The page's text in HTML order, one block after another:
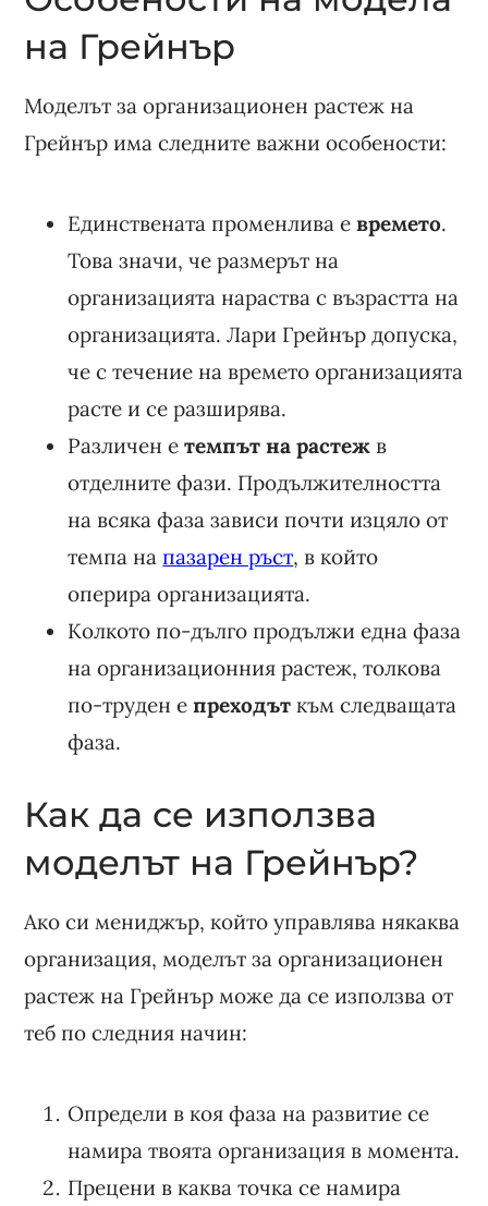
на Грейнър
Моделът за организационен растеж на
Грейнър има следните важни особености:
Единствената променлива евремето.
Това значи, че размерът на
организацията нараства с възрастта на
организацията. Лари Грейнър допуска,
че с течение на времето организацията
расте и се разширява.
Различен етемпът на растеж в
отделните фази. Продължителността
на всяка фаза зависи почти изцяло от
темпа на пазарен ръст, в който
оперира организацията.
Колкото по-дълго продължи една фаза
на организационния растеж, толкова
по-труден епреходът към следващата
фаза.
Как да се използва
моделът на Грейнър?
Ако си мениджър, който управлява някаква
организация, моделът за организационен
растеж на Грейнър може да се използва от
теб по следния начин:
Определи в коя фаза на развитие се
намира твоята организация в момента.
Прецени в каква точка се намира